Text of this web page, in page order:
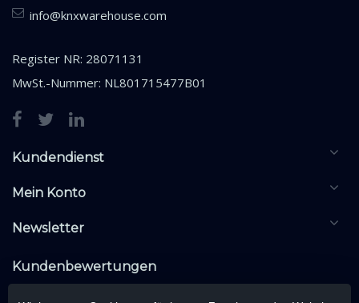
info@knxwarehouse.com
Register NR: 28071131
MwSt.-Nummer: NL801715477B01
Kundendienst
Mein Konto
Newsletter
Kundenbewertungen